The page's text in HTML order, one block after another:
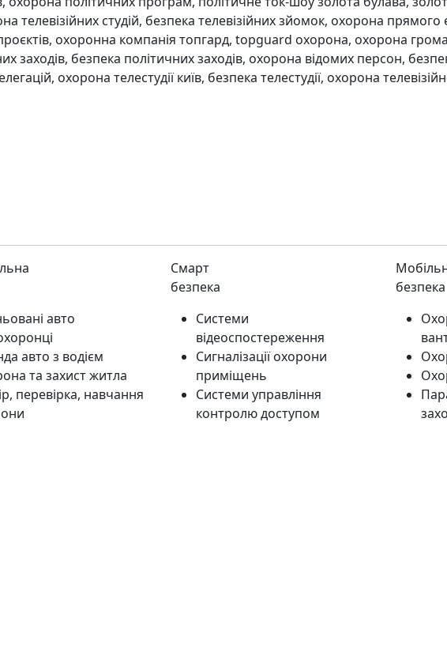
авто
авто з водієм
та захист житла
перевірка, навчання
Смарт
безпека
Системи
відеоспостереження
Сигналізації охорони
приміщень
Системи управління
контролю доступом
безпека